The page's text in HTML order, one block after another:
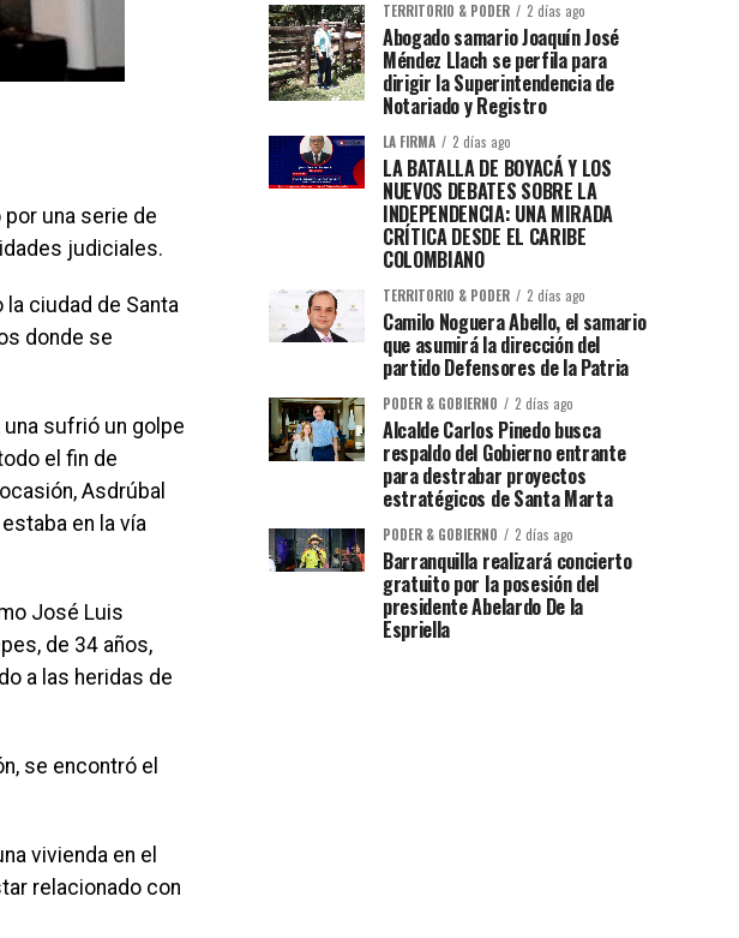
una serie de
judiciales.
ciudad de Santa
donde se
sufrió un golpe
el fin de
Asdrúbal
en la vía
José Luis
de 34 años,
a las heridas de
se encontró el
vivienda en el
relacionado con
TERRITORIO & PODER 2 días ago
Abogado samario Joaquín José
Méndez Llach se perfila para
dirigir la Superintendencia de
Notariado y Registro
LA FIRMA 2 días ago
LA BATALLA DE BOYACÁ Y LOS
NUEVOS DEBATES SOBRE LA
INDEPENDENCIA: UNA MIRADA
CRÍTICA DESDE EL CARIBE
COLOMBIANO
TERRITORIO & PODER 2 días ago
Camilo Noguera Abello, el samario
que asumirá la dirección del
partido Defensores de la Patria
PODER & GOBIERNO 2 días ago
Alcalde Carlos Pinedo busca
respaldo del Gobierno entrante
para destrabar proyectos
estratégicos de Santa Marta
PODER & GOBIERNO 2 días ago
Barranquilla realizará concierto
gratuito por la posesión del
presidente Abelardo De la
Espriella